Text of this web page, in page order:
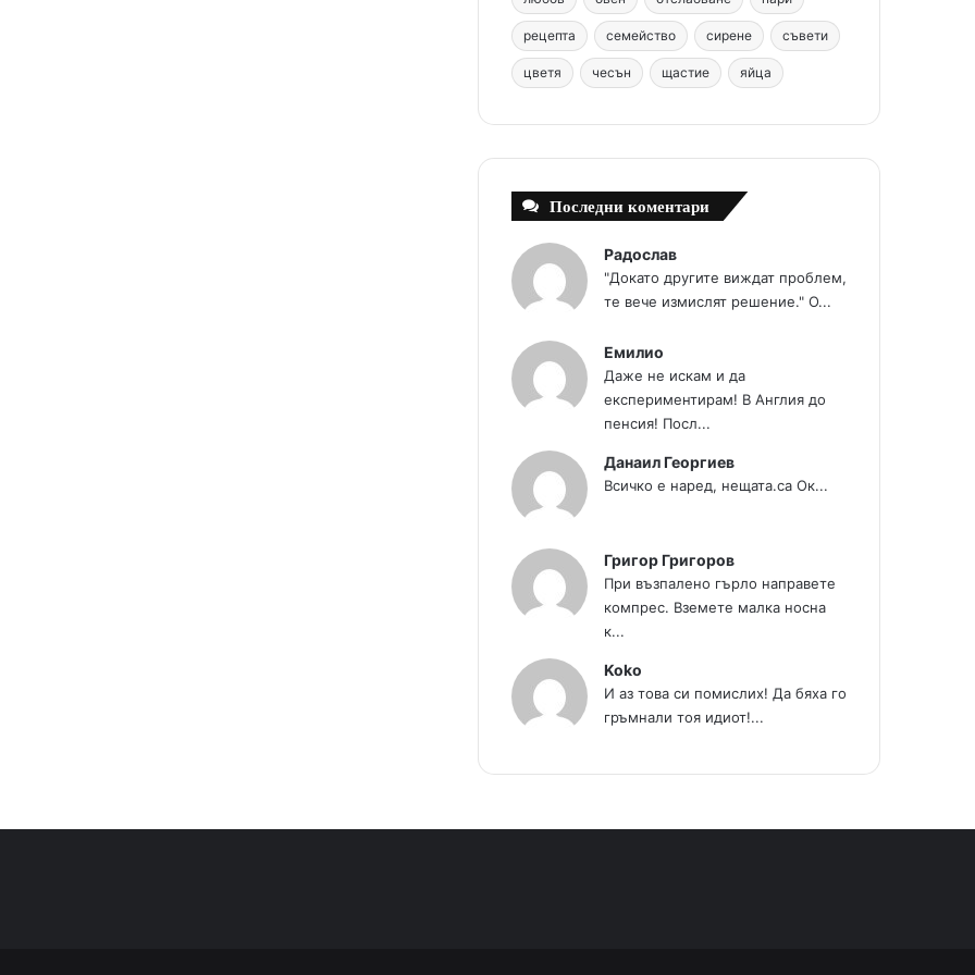
t
m
рецепта семейство сирене съвети
цветя чесън щастие яйца
Последни коментари
Радослав
"Докато другите виждат проблем,
те вече измислят решение." О...
Емилио
Даже не искам и да
експериментирам! В Англия до
пенсия! Посл...
Данаил Георгиев
Всичко е наред, нещата.са Ок...
Григор Григоров
При възпалено гърло направете
компрес. Вземете малка носна
к...
Koko
И аз това си помислих! Да бяха го
гръмнали тоя идиот!...